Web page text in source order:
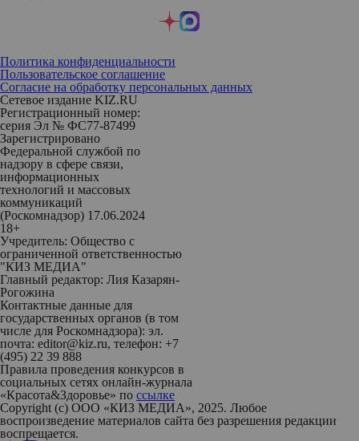
Политика конфиденциальности
Пользовательское соглашение
Согласие на обработку персональных данных
Сетевое издание KIZ.RU
Регистрационный номер:
серия Эл № ФС77-87499
Зарегистрировано
Федеральной службой по
надзору в сфере связи,
информационных
технологий и массовых
коммуникаций
(Роскомнадзор) 17.06.2024
18+
Учредитель: Общество с
ограниченной ответственностью
"КИЗ МЕДИА"
Главный редактор: Лия Казарян-
Рогожина
Контактные данные для
государственных органов (в том
числе для Роскомнадзора): эл.
почта: editor@kiz.ru, телефон: +7
(495) 22 39 888
Правила проведения конкурсов в
социальных сетях онлайн-журнала
«Красота&Здоровье» по ссылке
Copyright (с) ООО «КИЗ МЕДИА», 2025. Любое
воспроизведение материалов сайта без разрешения редакции
воспрещается.